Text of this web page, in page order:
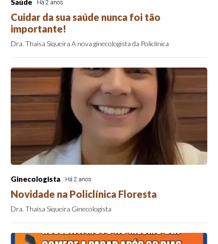
Saúde Há 2 anos
Cuidar da sua saúde nunca foi tão
importante!
Dra. Thaisa Siqueira A nova ginecologista da Policlínica
Ginecologista Há 2 anos
Novidade na Policlínica Floresta
Dra. Thaísa Siqueira Ginecologista